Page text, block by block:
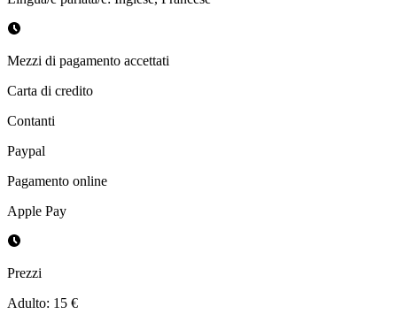
Mezzi di pagamento accettati
Carta di credito
Contanti
Paypal
Pagamento online
Apple Pay
Prezzi
Adulto: 15 €